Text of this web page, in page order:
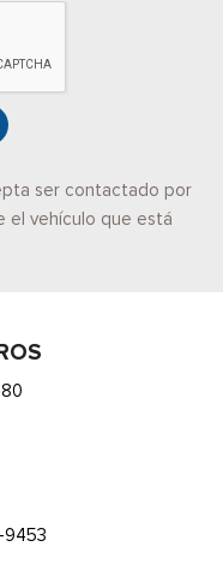
ser contactado por
el vehículo que está
9453